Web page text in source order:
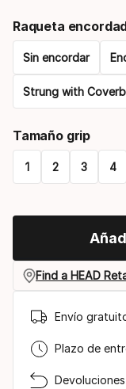
Raqueta
Sin encordar
Strung with
select
option:
encordada
Tamaño grip
1 2 3 4
select
tamaño
Find a HEAD
Envío
Plazo de